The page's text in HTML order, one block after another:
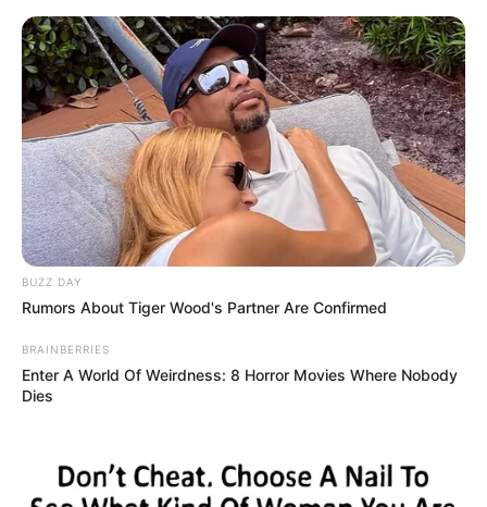
au
contenu AU PETIT PARIEUR
Pronostic Gratuit du Tiercé Quinté PMU du jour
Menu
PRONOSTIC QUINTÉ CRITERIUM DE
VITESSE 08-03-2026
BUZZ DAY
Rumors About Tiger Wood's Partner Are Confirmed
BRAINBERRIES
Enter A World Of Weirdness: 8 Horror Movies Where Nobody
Dies